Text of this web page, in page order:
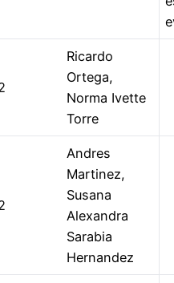
Ricardo
Ortega,
Norma Ivette
Torre
Andres
Martinez,
Susana
Alexandra
Sarabia
Hernandez